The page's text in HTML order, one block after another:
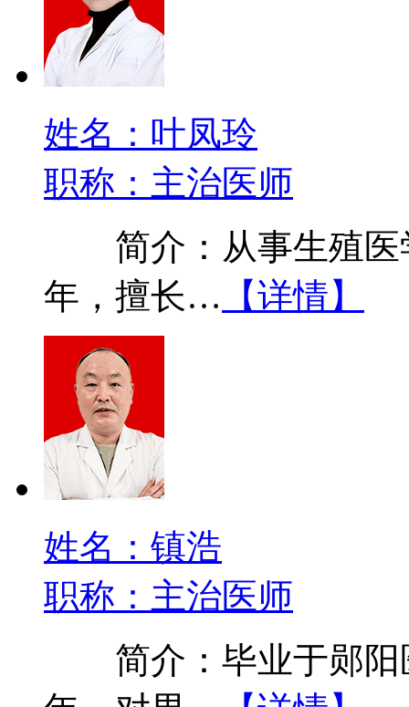
姓名：叶凤玲
职称：主治医师
简介：从事生殖医
年，擅长… 【详情】
姓名：镇浩
职称：主治医师
简介：毕业于郧阳